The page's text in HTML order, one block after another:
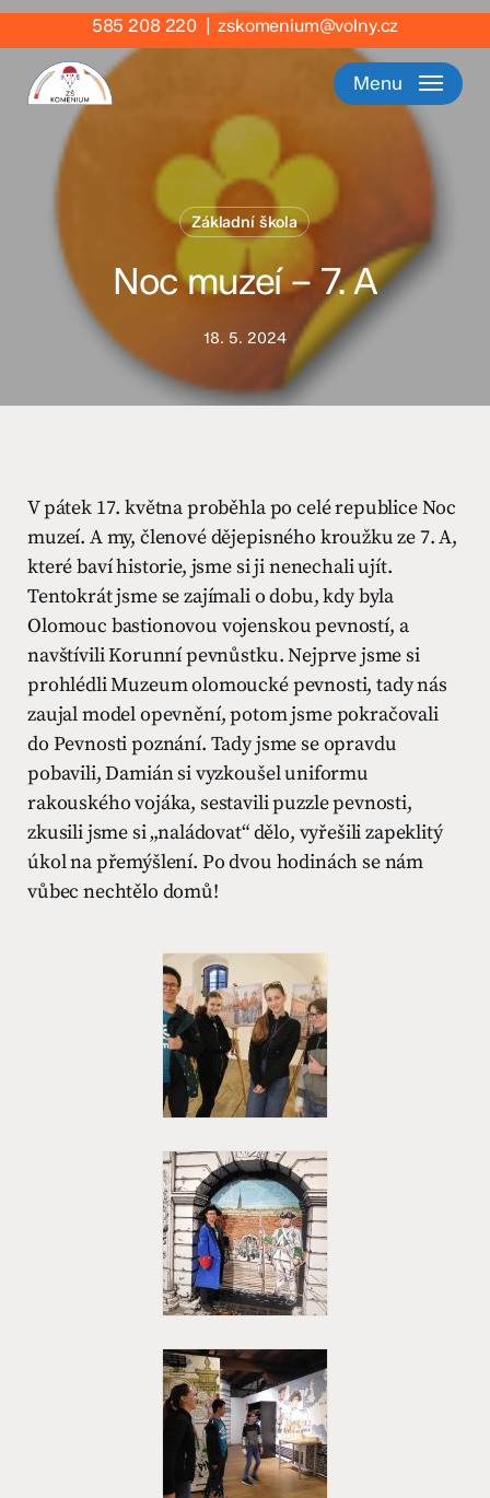
Skip
content
585 208 220 |zskomenium@volny.cz
Menu
Základní škola
Noc muzeí – 7. A
18. 5. 2024
V pátek 17. května proběhla po celé republice Noc
muzeí. A my, členové dějepisného kroužku ze 7. A,
které baví historie, jsme si ji nenechali ujít.
Tentokrát jsme se zajímali o dobu, kdy byla
Olomouc bastionovou vojenskou pevností, a
navštívili Korunní pevnůstku. Nejprve jsme si
prohlédli Muzeum olomoucké pevnosti, tady nás
zaujal model opevnění, potom jsme pokračovali
do Pevnosti poznání. Tady jsme se opravdu
pobavili, Damián si vyzkoušel uniformu
rakouského vojáka, sestavili puzzle pevnosti,
zkusili jsme si „naládovat“ dělo, vyřešili zapeklitý
úkol na přemýšlení. Po dvou hodinách se nám
vůbec nechtělo domů!